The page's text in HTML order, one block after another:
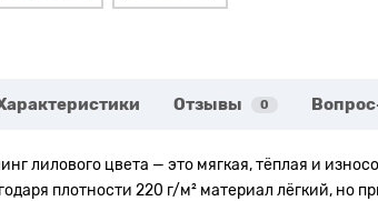
Отзывы 0
лилового цвета — это мягкая, тёплая и
плотности 220 г/м² материал лёгкий, но